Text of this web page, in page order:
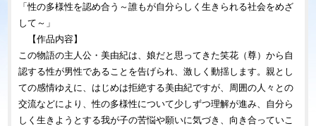
「性の多様性を認め合う～誰もが自分らしく生きられる社会をめざ
して～」
【作品内容】
この物語の主人公・美由紀は、娘だと思ってきた笑花（尊）から自
認する性が男性であることを告げられ、激しく動揺します。親とし
ての感情ゆえに、はじめは拒絶する美由紀ですが、周囲の人々との
交流などにより、性の多様性について少しずつ理解が進み、自分ら
しく生きようとする我が子の苦悩や願いに気づき、向き合っていこ